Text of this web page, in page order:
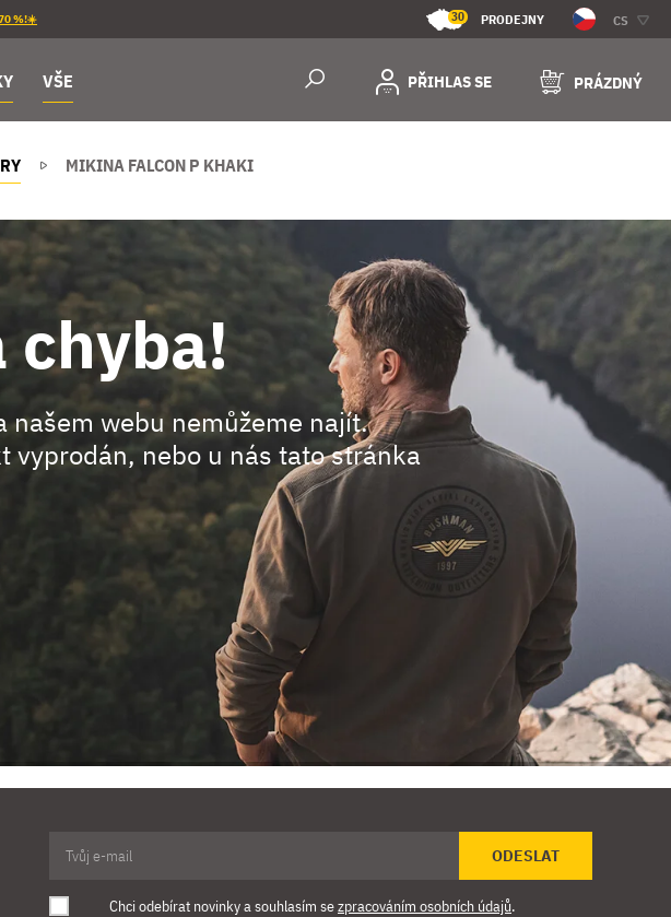
70 %!☀️ 30 PRODEJNY CS
VŠE PŘIHLAS SE PRÁZDNÝ
MIKINA FALCON P KHAKI
chyba!
webu nemůžeme najít.
vyprodán, nebo u nás tato stránka
ODESLAT
Chci odebírat novinky a souhlasím sezpracováním osobních údajů.